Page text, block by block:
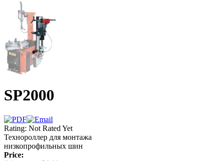
SP2000
Rating: Not Rated Yet
Технороллер для монтажа
низкопрофильных шин
Price: